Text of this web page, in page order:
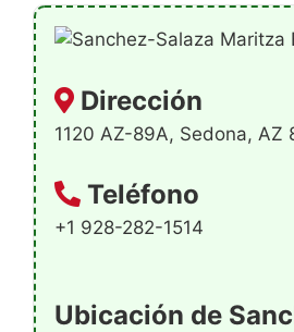
Dirección
1120 AZ-89A, Sedona, AZ
Teléfono
+1 928-282-1514
Ubicación de